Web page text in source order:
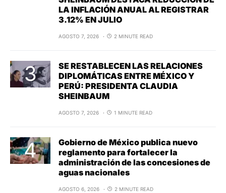
LA INFLACIÓN ANUAL AL REGISTRAR
3.12% EN JULIO
AGOSTO 7, 2026 2 MINUTE READ
SE RESTABLECEN LAS RELACIONES
DIPLOMÁTICAS ENTRE MÉXICO Y
PERÚ: PRESIDENTA CLAUDIA
SHEINBAUM
AGOSTO 7, 2026 1 MINUTE READ
Gobierno de México publica nuevo
reglamento para fortalecer la
administración de las concesiones de
aguas nacionales
AGOSTO 6, 2026 2 MINUTE READ